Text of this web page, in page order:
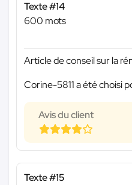
Texte #14
600 mots
Article de conseil sur la
Corine-5811 a été choisi
Avis du client
Texte #15